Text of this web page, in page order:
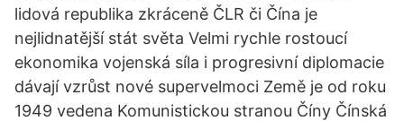
lidová republika zkráceně ČLR či Čína je
nejlidnatější stát světa Velmi rychle rostoucí
ekonomika vojenská síla i progresivní diplomacie
dávají vzrůst nové supervelmoci Země je od roku
1949 vedena Komunistickou stranou Číny Čínská